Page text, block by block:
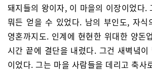
돼지들의 왕이자, 이 마을의 이장이었다.
뭐든 얻을 수 있었다. 남의 부인도, 자식
영혼까지도. 인계에 현현한 위대한 양돈
시간 끝에 결단을 내렸다. 그건 새벽녘
이었다. 그는 마을 사람들을 데리고 축사